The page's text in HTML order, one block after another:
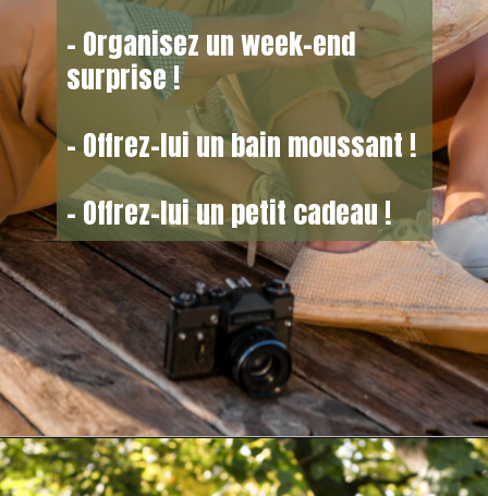
– Organisez un week-end
surprise !
– Offrez-lui un bain moussant !
– Offrez-lui un petit cadeau !
Opening https://asafacon.fr/comment-surprendre-une-femme/